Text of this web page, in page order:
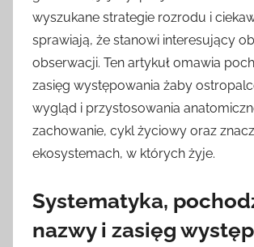
wyszukane strategie rozrodu i
sprawiają, że stanowi interesujący
obserwacji. Ten artykuł omawia
zasięg występowania żaby
wygląd i przystosowania
zachowanie, cykl życiowy oraz
ekosystemach, w których żyje.
Systematyka,
nazwy i zasięg